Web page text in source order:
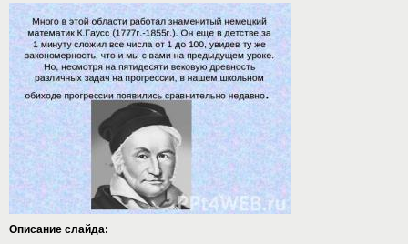
Описание слайда: